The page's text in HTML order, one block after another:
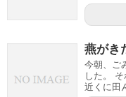
燕がき
今朝、ご
した。
近くに田